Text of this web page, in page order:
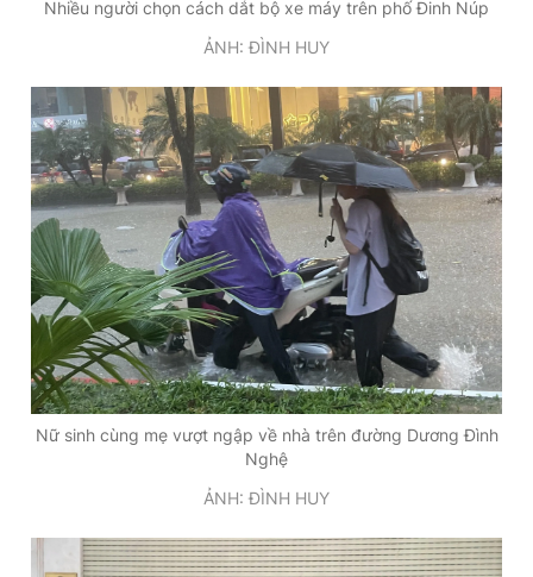
Nhiều người chọn cách dắt bộ xe máy trên phố Đinh Núp
ẢNH: ĐÌNH HUY
Nữ sinh cùng mẹ vượt ngập về nhà trên đường Dương Đình
Nghệ
ẢNH: ĐÌNH HUY